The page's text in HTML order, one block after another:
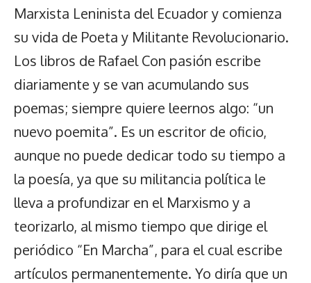
Marxista Leninista del Ecuador y comienza
su vida de Poeta y Militante Revolucionario.
Los libros de Rafael Con pasión escribe
diariamente y se van acumulando sus
poemas; siempre quiere leernos algo: “un
nuevo poemita”. Es un escritor de oficio,
aunque no puede dedicar todo su tiempo a
la poesía, ya que su militancia política le
lleva a profundizar en el Marxismo y a
teorizarlo, al mismo tiempo que dirige el
periódico “En Marcha”, para el cual escribe
artículos permanentemente. Yo diría que un